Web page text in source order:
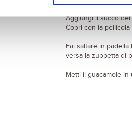
Aggiungi il succo
Copri con la
Fai saltare in
versa la zuppetta di
Metti il guacamole in